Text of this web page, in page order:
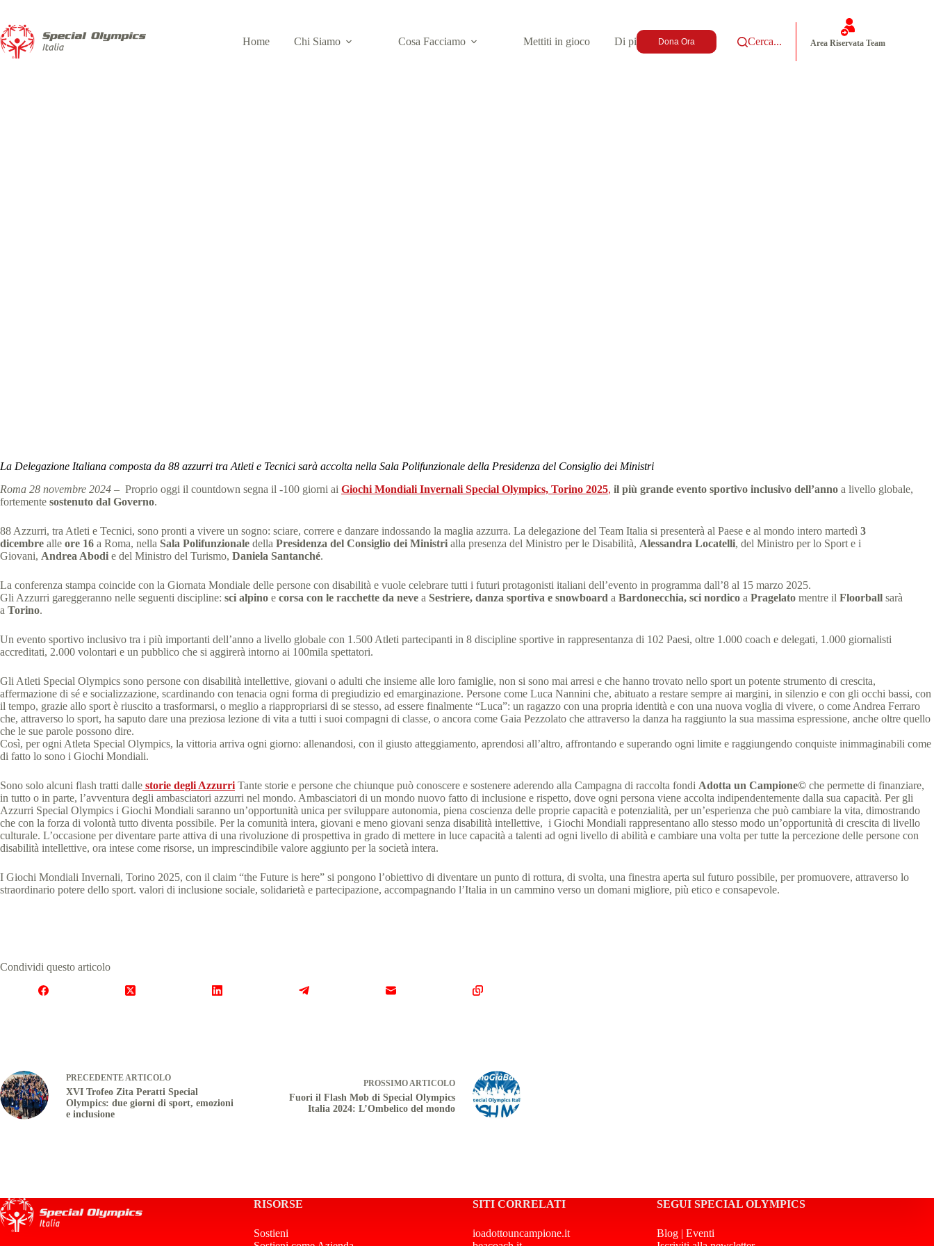
Home Chi Siamo Cosa Facciamo Mettiti in gioco Di più Dona Ora Cerca... Area Riservata Team
La Delegazione Italiana composta da 88 azzurri tra Atleti e Tecnici sarà accolta nella Sala Polifunzionale della Presidenza del Consiglio dei Ministri
Roma 28 novembre 2024 – Proprio oggi il countdown segna il -100 giorni ai Giochi Mondiali Invernali Special Olympics, Torino 2025, il più grande evento sportivo inclusivo dell’anno a livello globale,
fortemente sostenuto dal Governo.
88 Azzurri, tra Atleti e Tecnici, sono pronti a vivere un sogno: sciare, correre e danzare indossando la maglia azzurra. La delegazione del Team Italia si presenterà al Paese e al mondo intero martedì 3
dicembre alle ore 16 a Roma, nella Sala Polifunzionale della Presidenza del Consiglio dei Ministri alla presenza del Ministro per le Disabilità, Alessandra Locatelli, del Ministro per lo Sport e i
Giovani, Andrea Abodi e del Ministro del Turismo, Daniela Santanché.
La conferenza stampa coincide con la Giornata Mondiale delle persone con disabilità e vuole celebrare tutti i futuri protagonisti italiani dell’evento in programma dall’8 al 15 marzo 2025.
Gli Azzurri gareggeranno nelle seguenti discipline: sci alpino e corsa con le racchette da neve a Sestriere, danza sportiva e snowboard a Bardonecchia, sci nordico a Pragelato mentre il Floorball sarà
a Torino.
Un evento sportivo inclusivo tra i più importanti dell’anno a livello globale con 1.500 Atleti partecipanti in 8 discipline sportive in rappresentanza di 102 Paesi, oltre 1.000 coach e delegati, 1.000 giornalisti
accreditati, 2.000 volontari e un pubblico che si aggirerà intorno ai 100mila spettatori.
Gli Atleti Special Olympics sono persone con disabilità intellettive, giovani o adulti che insieme alle loro famiglie, non si sono mai arresi e che hanno trovato nello sport un potente strumento di crescita,
affermazione di sé e socializzazione, scardinando con tenacia ogni forma di pregiudizio ed emarginazione. Persone come Luca Nannini che, abituato a restare sempre ai margini, in silenzio e con gli occhi bassi, con
il tempo, grazie allo sport è riuscito a trasformarsi, o meglio a riappropriarsi di se stesso, ad essere finalmente “Luca”: un ragazzo con una propria identità e con una nuova voglia di vivere, o come Andrea Ferraro
che, attraverso lo sport, ha saputo dare una preziosa lezione di vita a tutti i suoi compagni di classe, o ancora come Gaia Pezzolato che attraverso la danza ha raggiunto la sua massima espressione, anche oltre quello
che le sue parole possono dire.
Così, per ogni Atleta Special Olympics, la vittoria arriva ogni giorno: allenandosi, con il giusto atteggiamento, aprendosi all’altro, affrontando e superando ogni limite e raggiungendo conquiste inimmaginabili come
di fatto lo sono i Giochi Mondiali.
Sono solo alcuni flash tratti dalle storie degli Azzurri Tante storie e persone che chiunque può conoscere e sostenere aderendo alla Campagna di raccolta fondi Adotta un Campione© che permette di finanziare,
in tutto o in parte, l’avventura degli ambasciatori azzurri nel mondo. Ambasciatori di un mondo nuovo fatto di inclusione e rispetto, dove ogni persona viene accolta indipendentemente dalla sua capacità. Per gli
Azzurri Special Olympics i Giochi Mondiali saranno un’opportunità unica per sviluppare autonomia, piena coscienza delle proprie capacità e potenzialità, per un’esperienza che può cambiare la vita, dimostrando
che con la forza di volontà tutto diventa possibile. Per la comunità intera, giovani e meno giovani senza disabilità intellettive, i Giochi Mondiali rappresentano allo stesso modo un’opportunità di crescita di livello
culturale. L’occasione per diventare parte attiva di una rivoluzione di prospettiva in grado di mettere in luce capacità a talenti ad ogni livello di abilità e cambiare una volta per tutte la percezione delle persone con
disabilità intellettive, ora intese come risorse, un imprescindibile valore aggiunto per la società intera.
I Giochi Mondiali Invernali, Torino 2025, con il claim “the Future is here” si pongono l’obiettivo di diventare un punto di rottura, di svolta, una finestra aperta sul futuro possibile, per promuovere, attraverso lo
straordinario potere dello sport. valori di inclusione sociale, solidarietà e partecipazione, accompagnando l’Italia in un cammino verso un domani migliore, più etico e consapevole.
Condividi questo articolo
PRECEDENTE ARTICOLO
XVI Trofeo Zita Peratti Special
Olympics: due giorni di sport, emozioni
e inclusione
PROSSIMO ARTICOLO
Fuori il Flash Mob di Special Olympics
Italia 2024: L’Ombelico del mondo
RISORSE
Sostieni
SITI CORRELATI
ioadottouncampione.it
SEGUI SPECIAL OLYMPICS
Blog| Eventi